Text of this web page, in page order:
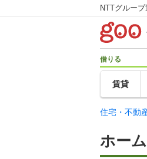
NTTグルー
借りる
賃貸
住宅・不動
ホー